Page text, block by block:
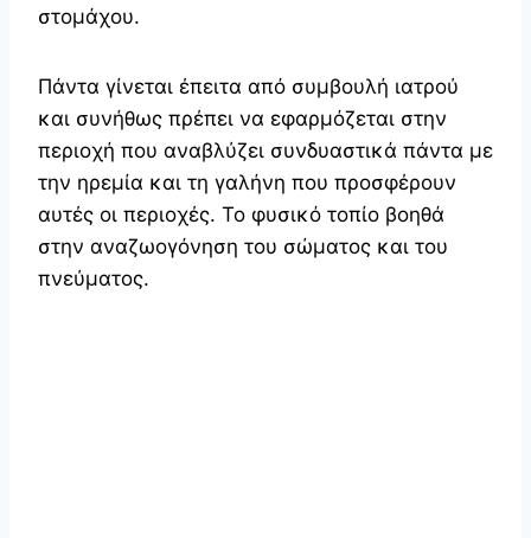
στομάχου.
Πάντα γίνεται έπειτα από συμβουλή ιατρού
και συνήθως πρέπει να εφαρμόζεται στην
περιοχή που αναβλύζει συνδυαστικά πάντα με
την ηρεμία και τη γαλήνη που προσφέρουν
αυτές οι περιοχές. Το φυσικό τοπίο βοηθά
στην αναζωογόνηση του σώματος και του
πνεύματος.